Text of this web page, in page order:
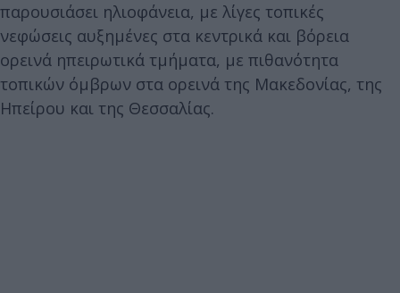
παρουσιάσει ηλιοφάνεια, με λίγες τοπικές
νεφώσεις αυξημένες στα κεντρικά και βόρεια
ορεινά ηπειρωτικά τμήματα, με πιθανότητα
τοπικών όμβρων στα ορεινά της Μακεδονίας, της
Ηπείρου και της Θεσσαλίας.